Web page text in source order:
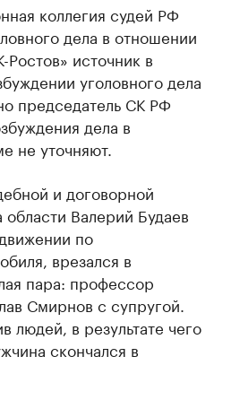
коллегия судей РФ
дела в отношении
источник в
уголовного дела
председатель СК РФ
дела в
не уточняют.
и договорной
области Валерий Будаев
по
врезался в
пара: профессор
Смирнов с супругой.
людей, в результате чего
скончался в